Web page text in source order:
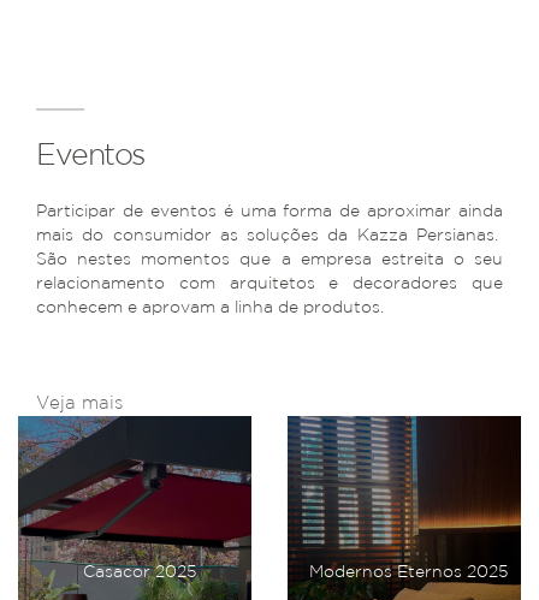
Eventos
Participar de eventos é uma forma de aproximar ainda
mais do consumidor as soluções da Kazza Persianas.
São nestes momentos que a empresa estreita o seu
relacionamento com arquitetos e decoradores que
conhecem e aprovam a linha de produtos.
Veja mais
Casacor 2025 Modernos Eternos 2025